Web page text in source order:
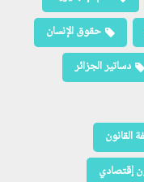
حقوق الإنسان
دساتير الجزائر
القانون
إقتصادي